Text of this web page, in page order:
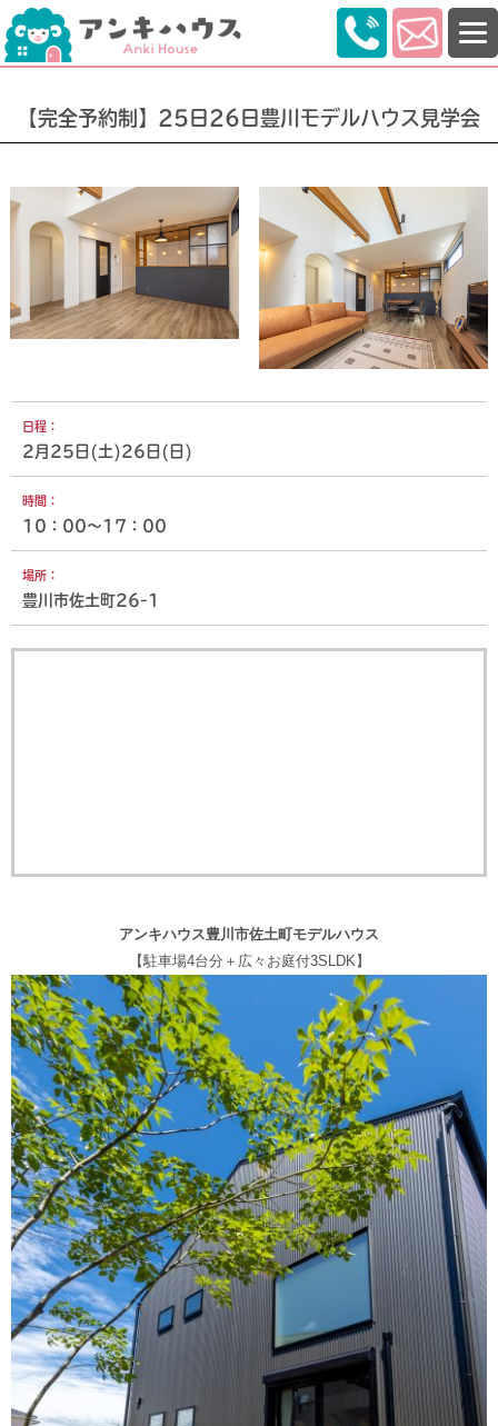
【完全予約制】25日26日豊川モデルハウス見学会
日程：
2月25日(土)26日(日)
時間：
10：00～17：00
場所：
豊川市佐土町26-1
アンキハウス豊川市佐土町モデルハウス
【駐車場4台分＋広々お庭付3SLDK】